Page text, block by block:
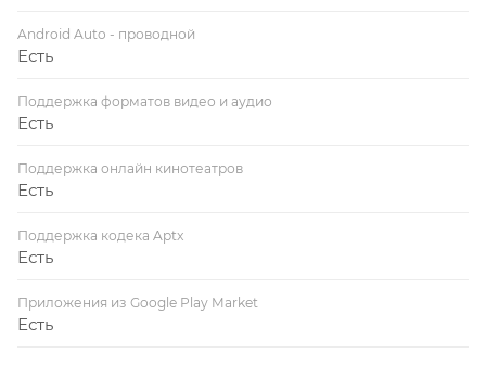
Android Auto - проводной
Есть
Поддержка форматов видео и аудио
Есть
Поддержка онлайн кинотеатров
Есть
Поддержка кодека Aptx
Есть
Приложения из Google Play Market
Есть